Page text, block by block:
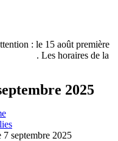
: le 15 août première
. Les horaires de la
2025
septembre 2025